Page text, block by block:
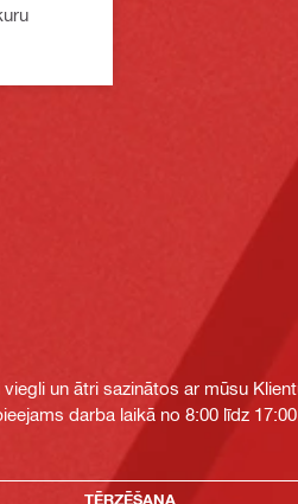
un ātri sazinātos ar mūsu
darba laikā no 8:00 līdz 17:00.
TĒRZĒŠANA